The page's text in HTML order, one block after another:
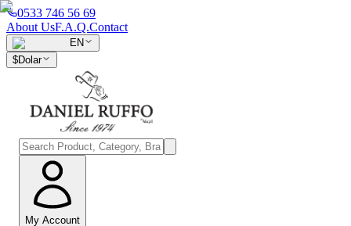
0533 746 56 69
About UsF.A.Q.Contact
EN
$Dolar
My Account